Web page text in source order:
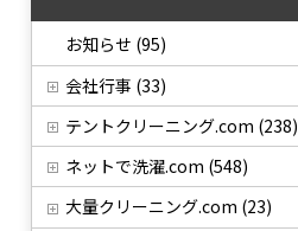
お知らせ (95)
会社行事 (33)
テントクリーニング.com (238)
ネットで洗濯.com (548)
大量クリーニング.com (23)